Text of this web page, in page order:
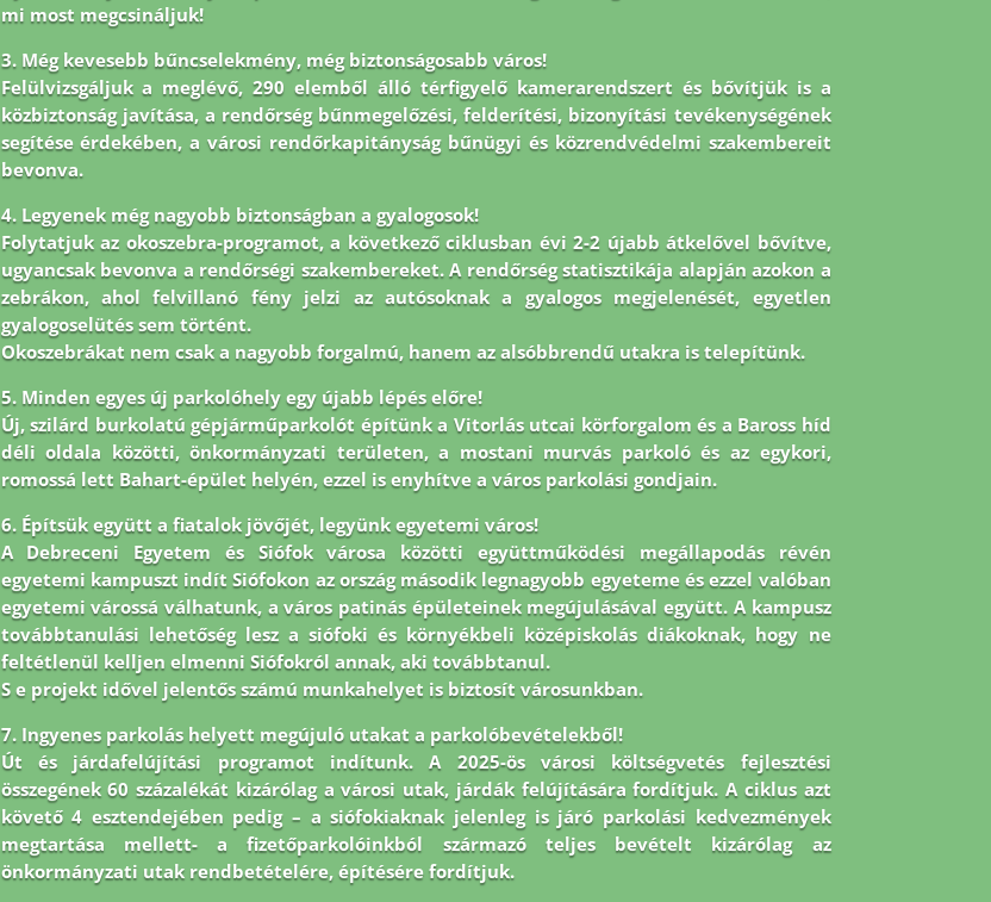
mi most megcsináljuk!
3. Még kevesebb bűncselekmény, még biztonságosabb város!
Felülvizsgáljuk a meglévő, 290 elemből álló térfigyelő kamerarendszert és bővítjük is a
közbiztonság javítása, a rendőrség bűnmegelőzési, felderítési, bizonyítási tevékenységének
segítése érdekében, a városi rendőrkapitányság bűnügyi és közrendvédelmi szakembereit
bevonva.
4. Legyenek még nagyobb biztonságban a gyalogosok!
Folytatjuk az okoszebra-programot, a következő ciklusban évi 2-2 újabb átkelővel bővítve,
ugyancsak bevonva a rendőrségi szakembereket. A rendőrség statisztikája alapján azokon a
zebrákon, ahol felvillanó fény jelzi az autósoknak a gyalogos megjelenését, egyetlen
gyalogoselütés sem történt.
Okoszebrákat nem csak a nagyobb forgalmú, hanem az alsóbbrendű utakra is telepítünk.
5. Minden egyes új parkolóhely egy újabb lépés előre!
Új, szilárd burkolatú gépjárműparkolót építünk a Vitorlás utcai körforgalom és a Baross híd
déli oldala közötti, önkormányzati területen, a mostani murvás parkoló és az egykori,
romossá lett Bahart-épület helyén, ezzel is enyhítve a város parkolási gondjain.
6. Építsük együtt a fiatalok jövőjét, legyünk egyetemi város!
A Debreceni Egyetem és Siófok városa közötti együttműködési megállapodás révén
egyetemi kampuszt indít Siófokon az ország második legnagyobb egyeteme és ezzel valóban
egyetemi várossá válhatunk, a város patinás épületeinek megújulásával együtt. A kampusz
továbbtanulási lehetőség lesz a siófoki és környékbeli középiskolás diákoknak, hogy ne
feltétlenül kelljen elmenni Siófokról annak, aki továbbtanul.
S e projekt idővel jelentős számú munkahelyet is biztosít városunkban.
7. Ingyenes parkolás helyett megújuló utakat a parkolóbevételekből!
Út és járdafelújítási programot indítunk. A 2025-ös városi költségvetés fejlesztési
összegének 60 százalékát kizárólag a városi utak, járdák felújítására fordítjuk. A ciklus azt
követő 4 esztendejében pedig – a siófokiaknak jelenleg is járó parkolási kedvezmények
megtartása mellett- a fizetőparkolóinkból származó teljes bevételt kizárólag az
önkormányzati utak rendbetételére, építésére fordítjuk.